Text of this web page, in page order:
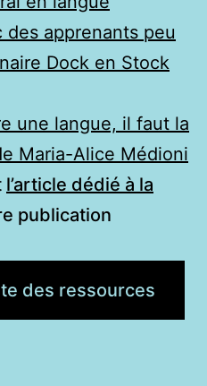
des apprenants peu
Dock en Stock
une langue, il faut la
Maria-Alice Médioni
l’article dédié à la
publication
des ressources